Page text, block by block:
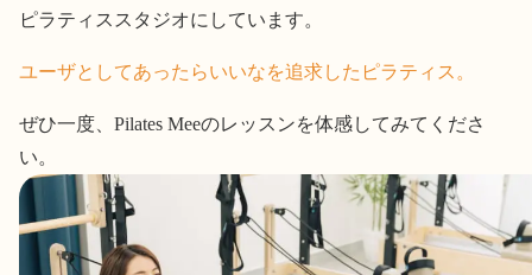
ピラティススタジオにしています。
ユーザとしてあったらいいなを追求したピラティス。
ぜひ一度、Pilates Meeのレッスンを体感してみてくださ
い。